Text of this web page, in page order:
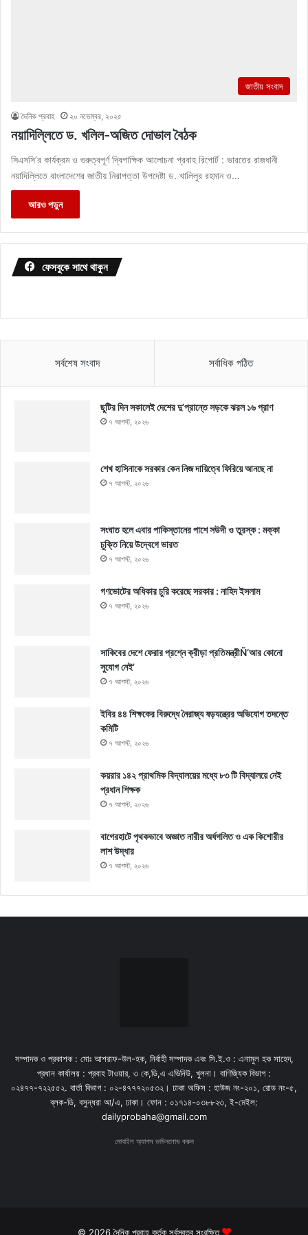
জাতীয় সংবাদ
দৈনিক প্রবাহ ২০ নভেম্বর, ২০২৫
নয়াদিল্লিতে ড. খলিল-অজিত দোভাল বৈঠক
সিএসসি’র কার্যক্রম ও গুরুত্বপূর্ণ দ্বিপাক্ষিক আলোচনা প্রবাহ রিপোর্ট : ভারতের রাজধানী
নয়াদিল্লিতে বাংলাদেশের জাতীয় নিরাপত্তা উপদেষ্টা ড. খালিলুর রহমান ও…
আরও পড়ুন
ফেসবুকে সাথে থাকুন
সর্বশেষ সংবাদ সর্বাধিক পঠিত
ছুটির দিন সকালেই দেশের দু’প্রান্তে সড়কে ঝরল ১৬ প্রাণ
৭ আগস্ট, ২০২৬
শেখ হাসিনাকে সরকার কেন নিজ দায়িত্বে ফিরিয়ে আনছে না
৭ আগস্ট, ২০২৬
সংঘাত হলে এবার পাকিস্তানের পাশে সউদী ও তুরস্ক : মক্কা
চুক্তি নিয়ে উদ্বেগে ভারত
৭ আগস্ট, ২০২৬
গণভোটের অধিকার চুরি করেছে সরকার : নাহিদ ইসলাম
৭ আগস্ট, ২০২৬
সাকিবের দেশে ফেরার প্রশ্নে ক্রীড়া প্রতিমন্ত্রীÑ‘আর কোনো
সুযোগ নেই’
৭ আগস্ট, ২০২৬
ইবির ৪৪ শিক্ষকের বিরুদ্ধে নৈরাজ্য ষড়যন্ত্রের অভিযোগ তদন্তে
কমিটি
৭ আগস্ট, ২০২৬
কয়রার ১৪২ প্রাথমিক বিদ্যালয়ের মধ্যে ৮৩ টি বিদ্যালয়ে নেই
প্রধান শিক্ষক
৭ আগস্ট, ২০২৬
বাগেরহাটে পৃথকভাবে অজ্ঞাত নারীর অর্ধগলিত ও এক কিশোরীর
লাশ উদ্ধার
৭ আগস্ট, ২০২৬
সম্পাদক ও প্রকাশক : মোঃ আশরাফ-উল-হক, নির্বাহী সম্পাদক এবং সি.ই.ও : এনামুল হক সাহেদ,
প্রধান কার্যালয় : প্রবাহ টাওয়ার, ৩ কে,ডি,এ এভিনিউ, খুলনা। বাণিজ্যিক বিভাগ :
০২৪৭৭-৭২২৫৫২. বার্তা বিভাগ : ০২-৪৭৭৭২০৫৩২। ঢাকা অফিস : হাউজ নং-২০১, রোড নং-৫,
ব্লক-ডি, বসুন্ধরা আ/এ, ঢাকা। ফোন : ০১৭১৪-০৩৮৮২৩, ই-মেইল:
dailyprobaha@gmail.com
মোবাইল অ্যাপস ডাউনলোড করুন
© 2026 দৈনিক প্রবাহ কর্তৃক সর্বস্বত্ব সংরক্ষিত